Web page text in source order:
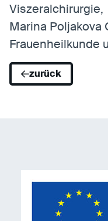
Viszeralchirurgie,
Marina Poljakova
Frauenheilkunde
zurück